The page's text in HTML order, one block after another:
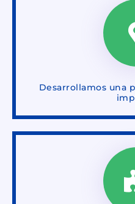
Desarrollamos una